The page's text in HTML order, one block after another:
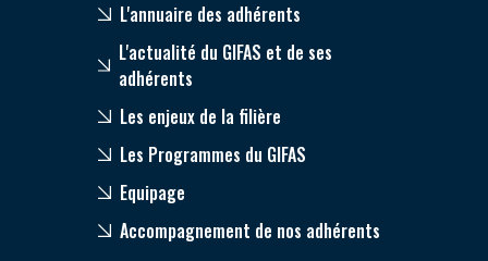
L'annuaire des adhérents
L'actualité du GIFAS et de ses
adhérents
Les enjeux de la filière
Les Programmes du GIFAS
Equipage
Accompagnement de nos adhérents